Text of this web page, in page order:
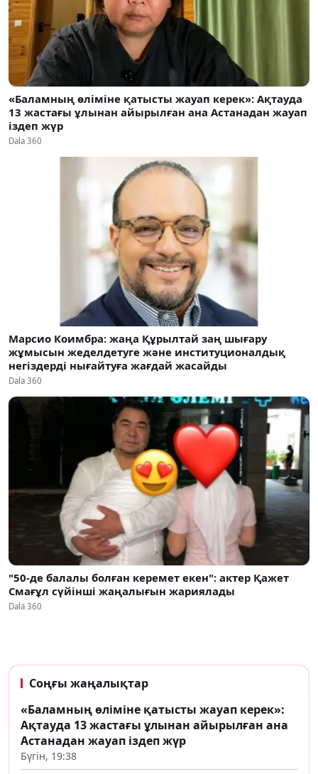
«Баламның өліміне қатысты жауап керек»: Ақтауда
13 жастағы ұлынан айырылған ана Астанадан жауап
іздеп жүр
Dala 360
Марсио Коимбра: жаңа Құрылтай заң шығару
жұмысын жеделдетуге және институционалдық
негіздерді нығайтуға жағдай жасайды
Dala 360
"50-де балалы болған керемет екен": актер Қажет
Смағұл сүйінші жаңалығын жариялады
Dala 360
Соңғы жаңалықтар
«Баламның өліміне қатысты жауап керек»:
Ақтауда 13 жастағы ұлынан айырылған ана
Астанадан жауап іздеп жүр
Бүгін, 19:38